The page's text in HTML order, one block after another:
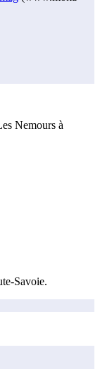
Nemours à
Savoie.